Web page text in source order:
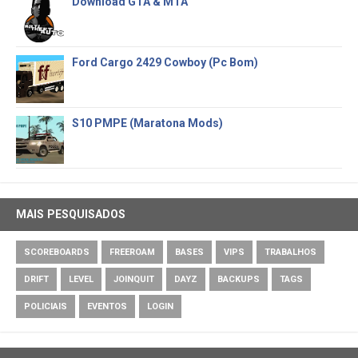
Ford Cargo 2429 Cowboy (Pc Bom)
S10 PMPE (Maratona Mods)
MAIS PESQUISADOS
SCOREBOARDS FREEROAM BASES VIPS TRABALHOS
DRIFT LEVEL JOINQUIT DAYZ BACKUPS TAGS
POLICIAIS EVENTOS LOGIN